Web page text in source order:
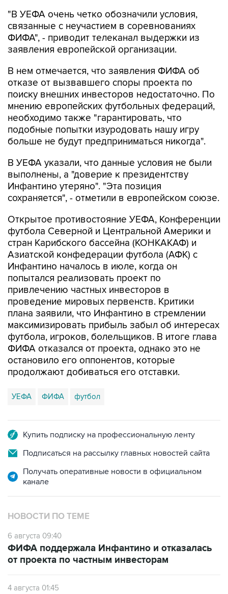
"В УЕФА очень четко обозначили условия,
связанные с неучастием в соревнованиях
ФИФА", - приводит телеканал выдержки из
заявления европейской организации.
В нем отмечается, что заявления ФИФА об
отказе от вызвавшего споры проекта по
поиску внешних инвесторов недостаточно. По
мнению европейских футбольных федераций,
необходимо также "гарантировать, что
подобные попытки изуродовать нашу игру
больше не будут предприниматься никогда".
В УЕФА указали, что данные условия не были
выполнены, а "доверие к президентству
Инфантино утеряно". "Эта позиция
сохраняется", - отметили в европейском союзе.
Открытое противостояние УЕФА, Конференции
футбола Северной и Центральной Америки и
стран Карибского бассейна (КОНКАКАФ) и
Азиатской конфедерации футбола (АФК) с
Инфантино началось в июле, когда он
попытался реализовать проект по
привлечению частных инвесторов в
проведение мировых первенств. Критики
плана заявили, что Инфантино в стремлении
максимизировать прибыль забыл об интересах
футбола, игроков, болельщиков. В итоге глава
ФИФА отказался от проекта, однако это не
остановило его оппонентов, которые
продолжают добиваться его отставки.
УЕФА ФИФА футбол
Купить подписку на профессиональную ленту
Подписаться на рассылку главных новостей сайта
Получать оперативные новости в официальном
канале
НОВОСТИ ПО ТЕМЕ
6 августа 09:40
ФИФА поддержала Инфантино и отказалась
от проекта по частным инвесторам
4 августа 01:45